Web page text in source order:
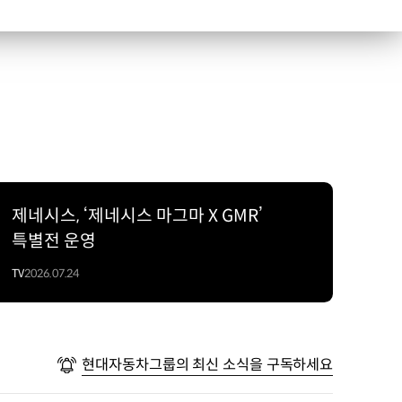
제네시스, ‘제네시스 마그마 X GMR’
특별전 운영
TV2026.07.24
현대자동차그룹의 최신 소식을 구독하세요